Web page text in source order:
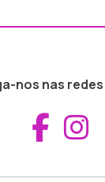
nos nas